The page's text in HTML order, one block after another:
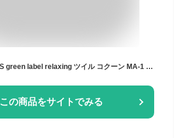
UNITED ARROWS green label relaxing ツイル コクーン MA-1 ウォッシャブル 撥水 吸湿発熱 ユナイテッドアローズ グリーンレーベルリラクシング ジャケット・アウター MA-1 ネイビー グリーン【送料無料】
この商品をサイトでみる